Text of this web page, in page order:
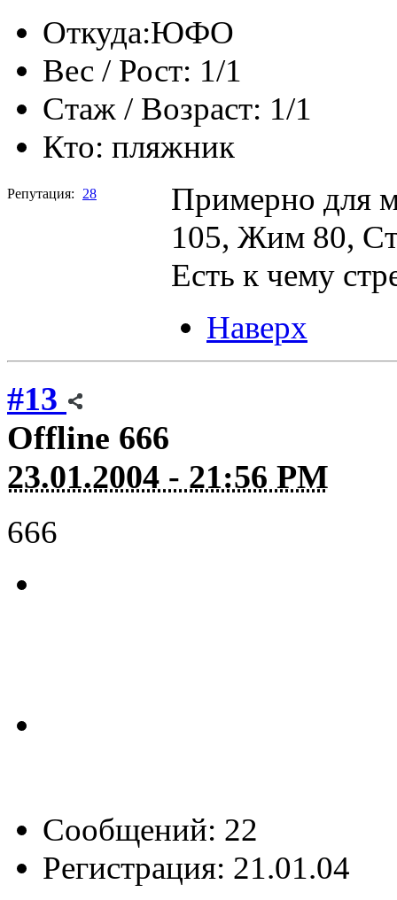
Откуда:ЮФО
Вес / Рост: 1/1
Стаж / Возраст: 1/1
Кто: пляжник
Репутация: 28
Примерно для
105, Жим 80,
Есть к чему
Наверх
#13
Offline 666
23.01.2004 - 21:56 PM
666
Сообщений: 22
Регистрация: 21.01.04